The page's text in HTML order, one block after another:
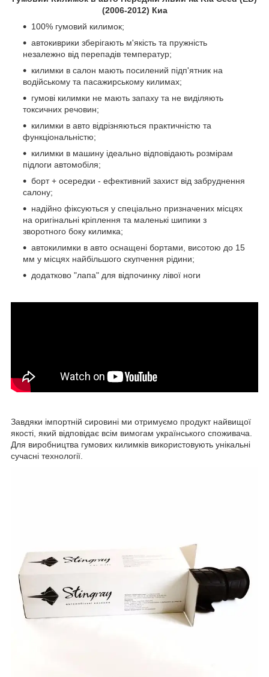
(2006-2012) Киа
100% гумовий килимок;
автокиврики зберігають м'якість та пружність
незалежно від перепадів температур;
килимки в салон мають посилений підп'ятник на
водійському та пасажирському килимах;
гумові килимки не мають запаху та не виділяють
токсичних речовин;
килимки в авто відрізняються практичністю та
функціональністю;
килимки в машину ідеально відповідають розмірам
підлоги автомобіля;
борт + осередки - ефективний захист від забруднення
салону;
надійно фіксуються у спеціально призначених місцях
на оригінальні кріплення та маленькі шипики з
зворотного боку килимка;
автокилимки в авто оснащені бортами, висотою до 15
мм у місцях найбільшого скупчення рідини;
додатково "лапа" для відпочинку лівої ноги
Завдяки імпортній сировині ми отримуємо продукт найвищої
якості, який відповідає всім вимогам українського споживача.
Для виробництва гумових килимків використовують унікальні
сучасні технології.